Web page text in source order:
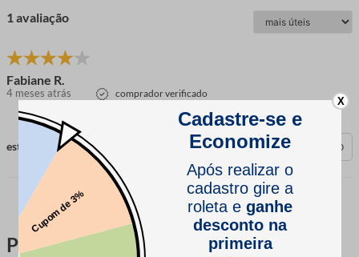
1 avaliação
Fabiane R.
4 meses atrás comprador verificado
esta avaliação foi útil? 0 0
Perguntas & respostas
X